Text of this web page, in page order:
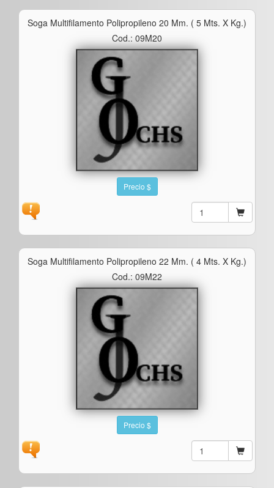
Soga Multifilamento Polipropileno 20 Mm. ( 5 Mts. X Kg.)
Cod.: 09M20
Precio $
Soga Multifilamento Polipropileno 22 Mm. ( 4 Mts. X Kg.)
Cod.: 09M22
Precio $